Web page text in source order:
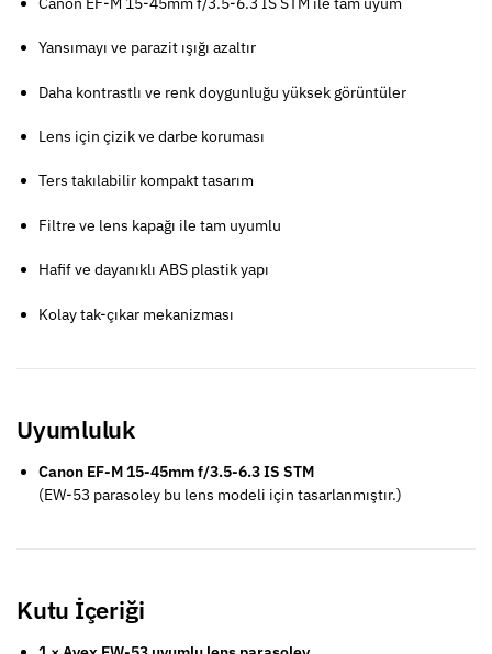
Yansımayı ve parazit ışığı azaltır
Daha kontrastlı ve renk doygunluğu yüksek görüntüler
Lens için çizik ve darbe koruması
Ters takılabilir kompakt tasarım
Filtre ve lens kapağı ile tam uyumlu
Hafif ve dayanıklı ABS plastik yapı
Kolay tak-çıkar mekanizması
Uyumluluk
Canon EF-M 15-45mm f/3.5-6.3 IS STM
(EW-53 parasoley bu lens modeli için tasarlanmıştır.)
Kutu İçeriği